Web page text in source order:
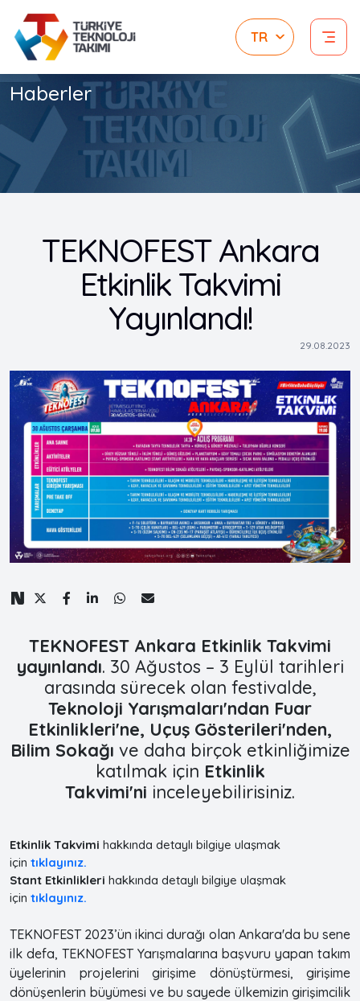
Haberler
TEKNOFEST Ankara
Etkinlik Takvimi
Yayınlandı!
29.08.2023
TEKNOFEST Ankara Etkinlik Takvimi
yayınlandı. 30 Ağustos – 3 Eylül tarihleri
arasında sürecek olan festivalde,
Teknoloji Yarışmaları'ndan Fuar
Etkinlikleri'ne, Uçuş Gösterileri'nden,
Bilim Sokağı ve daha birçok etkinliğimize
katılmak için Etkinlik
Takvimi'ni inceleyebilirisiniz.
Etkinlik Takvimi hakkında detaylı bilgiye ulaşmak
için tıklayınız.
Stant Etkinlikleri hakkında detaylı bilgiye ulaşmak
için tıklayınız.
TEKNOFEST 2023’ün ikinci durağı olan Ankara'da bu sene
ilk defa, TEKNOFEST Yarışmalarına başvuru yapan takım
üyelerinin projelerini girişime dönüştürmesi, girişime
dönüşenlerin büyümesi ve bu sayede ülkemizin girişimcilik